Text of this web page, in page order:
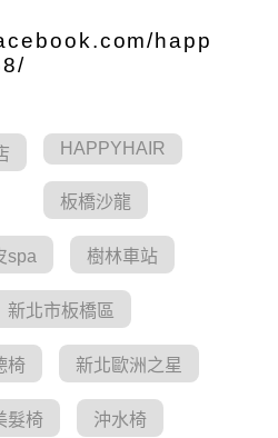
happ
HAPPYHAIR
板橋沙龍
spa 樹林車站
新北市板橋區
椅 新北歐洲之星
髮椅 沖水椅